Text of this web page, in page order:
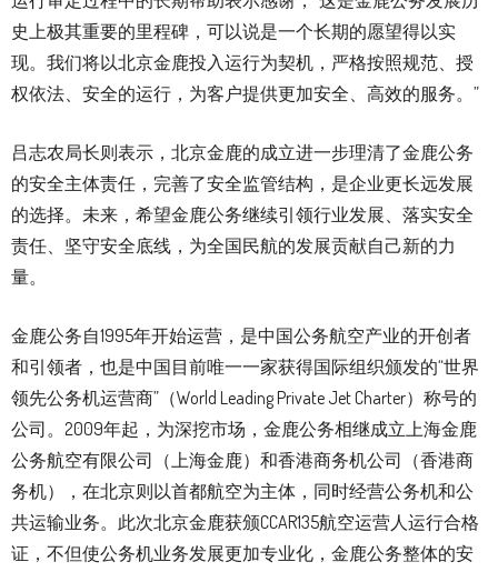
史上极其重要的里程碑，可以说是一个长期的愿望得以实
现。我们将以北京金鹿投入运行为契机，严格按照规范、授
权依法、安全的运行，为客户提供更加安全、高效的服务。”
吕志农局长则表示，北京金鹿的成立进一步理清了金鹿公务
的安全主体责任，完善了安全监管结构，是企业更长远发展
的选择。未来，希望金鹿公务继续引领行业发展、落实安全
责任、坚守安全底线，为全国民航的发展贡献自己新的力
量。
金鹿公务自1995年开始运营，是中国公务航空产业的开创者
和引领者，也是中国目前唯一一家获得国际组织颁发的“世界
领先公务机运营商”（World Leading Private Jet Charter）称号的
公司。2009年起，为深挖市场，金鹿公务相继成立上海金鹿
公务航空有限公司（上海金鹿）和香港商务机公司（香港商
务机），在北京则以首都航空为主体，同时经营公务机和公
共运输业务。此次北京金鹿获颁CCAR135航空运营人运行合格
证，不但使公务机业务发展更加专业化，金鹿公务整体的安